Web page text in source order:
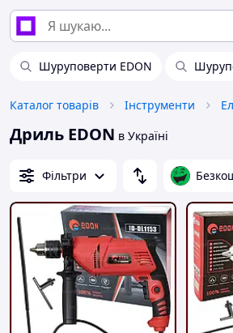
Шуруповерти EDON
Каталог товарів Інструменти
Дриль EDON в Україні
Фільтри